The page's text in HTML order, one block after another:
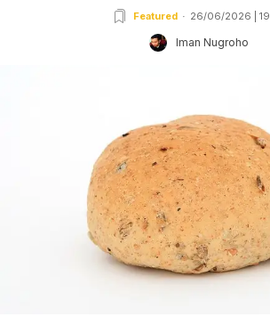
Featured 26/06/2026 |
Iman Nugroho